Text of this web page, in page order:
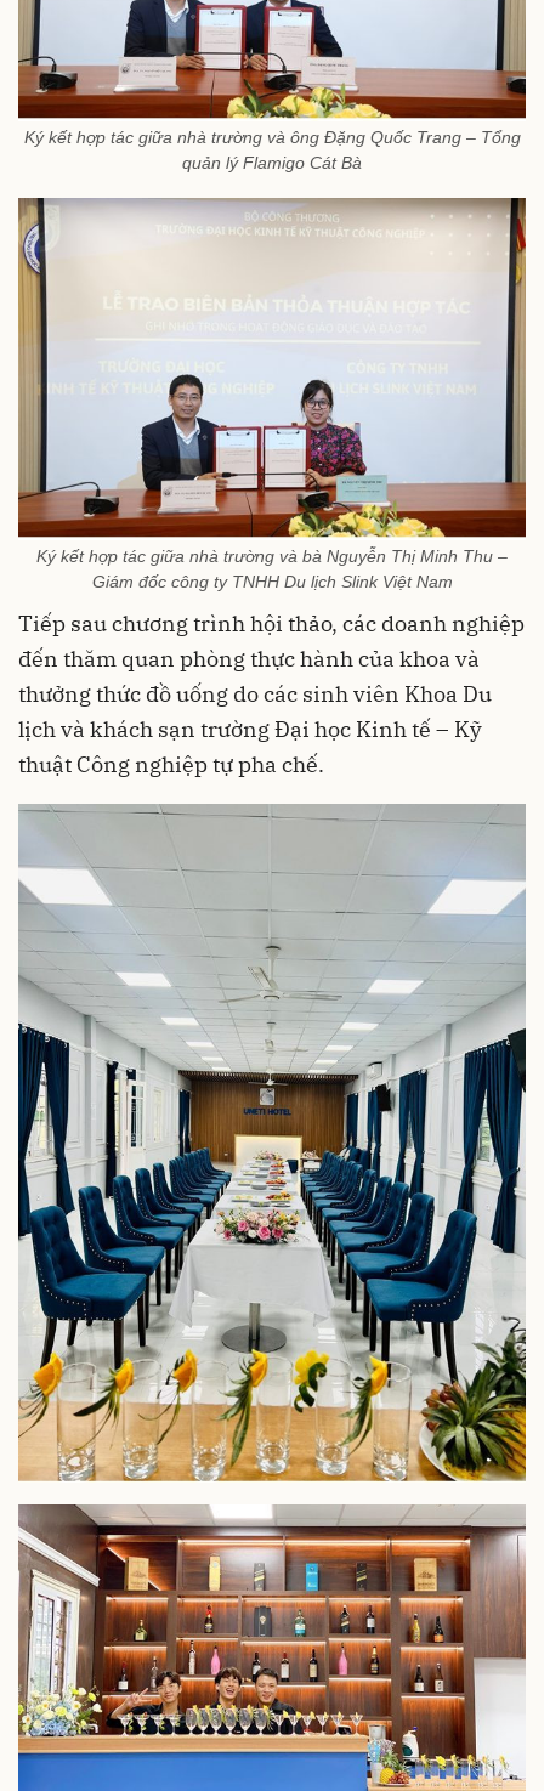
Ký kết hợp tác giữa nhà trường và ông Đặng Quốc Trang – Tổng
quản lý Flamigo Cát Bà
Ký kết hợp tác giữa nhà trường và bà Nguyễn Thị Minh Thu –
Giám đốc công ty TNHH Du lịch Slink Việt Nam
Tiếp sau chương trình hội thảo, các doanh nghiệp
đến thăm quan phòng thực hành của khoa và
thưởng thức đồ uống do các sinh viên Khoa Du
lịch và khách sạn trường Đại học Kinh tế – Kỹ
thuật Công nghiệp tự pha chế.